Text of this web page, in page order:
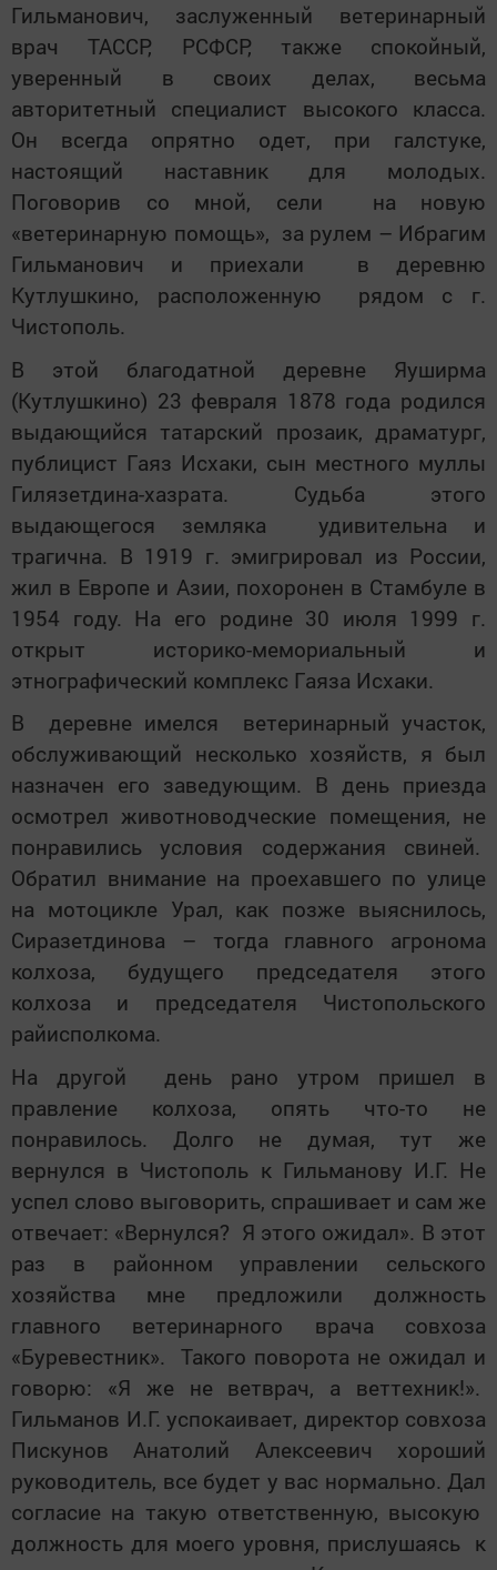
Гильманович, заслуженный ветеринарный
врач ТАССР, РСФСР, также спокойный,
уверенный в своих делах, весьма
авторитетный специалист высокого класса.
Он всегда опрятно одет, при галстуке,
настоящий наставник для молодых.
Поговорив со мной, сели на новую
«ветеринарную помощь», за рулем – Ибрагим
Гильманович и приехали в деревню
Кутлушкино, расположенную рядом с г.
Чистополь.
В этой благодатной деревне Яуширма
(Кутлушкино) 23 февраля 1878 года родился
выдающийся татарский прозаик, драматург,
публицист Гаяз Исхаки, сын местного муллы
Гилязетдина-хазрата. Судьба этого
выдающегося земляка удивительна и
трагична. В 1919 г. эмигрировал из России,
жил в Европе и Азии, похоронен в Стамбуле в
1954 году. На его родине 30 июля 1999 г.
открыт историко-мемориальный и
этнографический комплекс Гаяза Исхаки.
В деревне имелся ветеринарный участок,
обслуживающий несколько хозяйств, я был
назначен его заведующим. В день приезда
осмотрел животноводческие помещения, не
понравились условия содержания свиней.
Обратил внимание на проехавшего по улице
на мотоцикле Урал, как позже выяснилось,
Сиразетдинова – тогда главного агронома
колхоза, будущего председателя этого
колхоза и председателя Чистопольского
райисполкома.
На другой день рано утром пришел в
правление колхоза, опять что-то не
понравилось. Долго не думая, тут же
вернулся в Чистополь к Гильманову И.Г. Не
успел слово выговорить, спрашивает и сам же
отвечает: «Вернулся? Я этого ожидал». В этот
раз в районном управлении сельского
хозяйства мне предложили должность
главного ветеринарного врача совхоза
«Буревестник». Такого поворота не ожидал и
говорю: «Я же не ветврач, а веттехник!».
Гильманов И.Г. успокаивает, директор совхоза
Пискунов Анатолий Алексеевич хороший
руководитель, все будет у вас нормально. Дал
согласие на такую ответственную, высокую
должность для моего уровня, прислушаясь к